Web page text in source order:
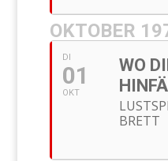
OKTOBER
DI
01
OKT
WO
BRETT